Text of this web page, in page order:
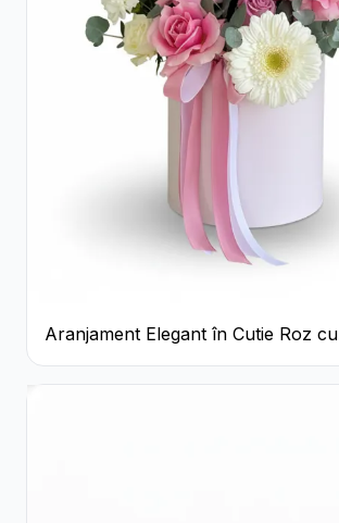
Aranjament Elegant în Cutie Roz cu
Trandafiri și Gerbera